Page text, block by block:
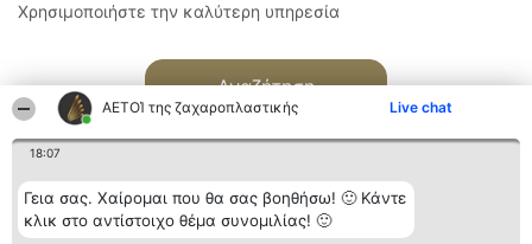
ΑΕΤΟΊ της ζαχαροπλαστικής Live chat
18:07
Γεια σας. Χαίρομαι που θα σας βοηθήσω! 🙂 Κάντε
κλικ στο αντίστοιχο θέμα συνομιλίας! 🙂
Χρησιμοποιήστε την καλύτερη υπηρεσία
Αναζήτηση